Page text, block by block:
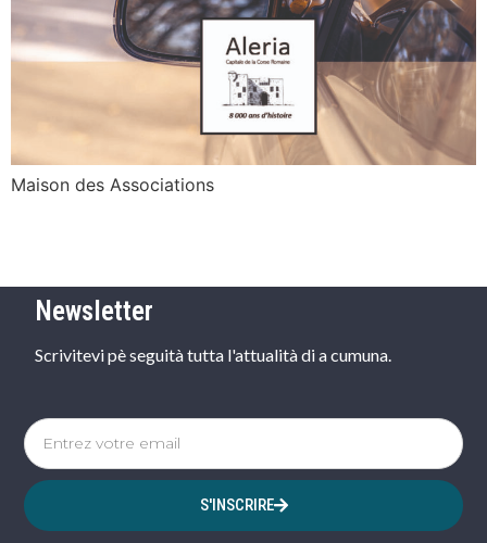
Maison des Associations
Newsletter
Scrivitevi pè seguità tutta l'attualità di a cumuna.
S'INSCRIRE